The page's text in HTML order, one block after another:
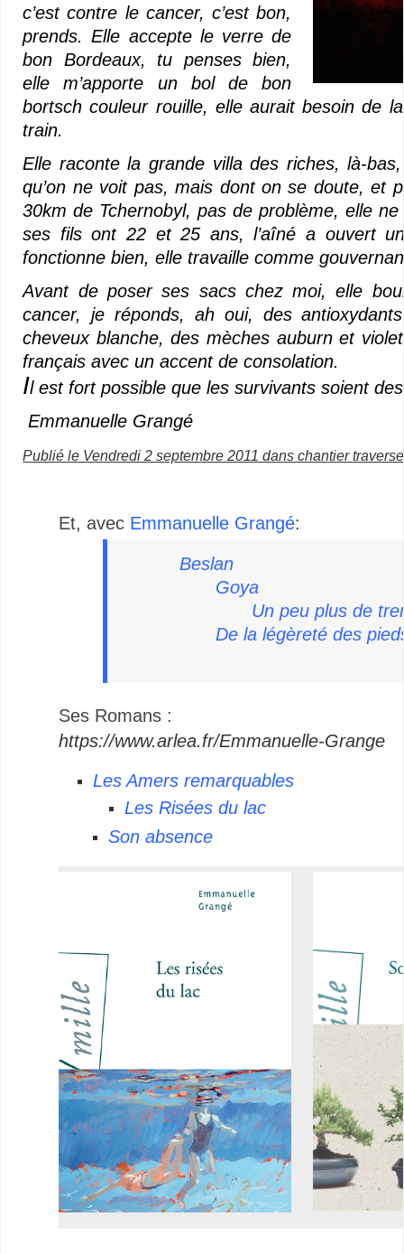
c’est contre le cancer, c’est bon,
prends. Elle accepte le verre de
bon Bordeaux, tu penses bien,
elle m’apporte un bol de bon
bortsch couleur rouille, elle aurait besoin de
train.
Elle raconte la grande villa des riches, là-
qu’on ne voit pas, mais dont on se doute, et
30km de Tchernobyl, pas de problème, elle
ses fils ont 22 et 25 ans, l’aîné a ouvert
fonctionne bien, elle travaille comme
Avant de poser ses sacs chez moi, elle
cancer, je réponds, ah oui, des
cheveux blanche, des mèches auburn et
français avec un accent de consolation.
Il est fort possible que les survivants soient
Emmanuelle Grangé
Publié le Vendredi 2 septembre 2011 dans chantier
Et, avec Emmanuelle Grangé:
Beslan
Goya
Un peu plus de
De la légèreté des
Ses Romans :
https://www.arlea.fr/Emmanuelle-Grange
Les Amers remarquables
Les Risées du lac
Son absence